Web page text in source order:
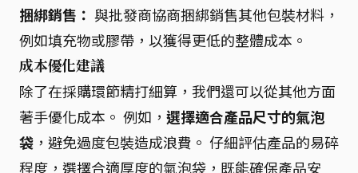
捆綁銷售： 與批發商協商捆綁銷售其他包裝材料，
例如填充物或膠帶，以獲得更低的整體成本。
成本優化建議
除了在採購環節精打細算，我們還可以從其他方面
著手優化成本。 例如， 選擇適合產品尺寸的氣泡
袋 ，避免過度包裝造成浪費。 仔細評估產品的易碎
程度，選擇合適厚度的氣泡袋，既能確保產品安